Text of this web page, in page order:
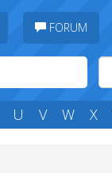
FORUM
U V W X